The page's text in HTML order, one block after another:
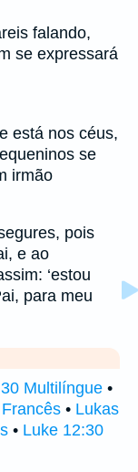
falando,
se expressará
está nos céus,
se
irmão
pois
e ao
‘estou
para meu
Multilíngue •
• Lukas
• Luke 12:30